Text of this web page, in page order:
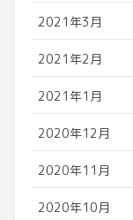
2021年3月
2021年2月
2021年1月
2020年12月
2020年11月
2020年10月